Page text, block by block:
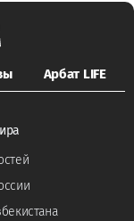
Арбат LIFE